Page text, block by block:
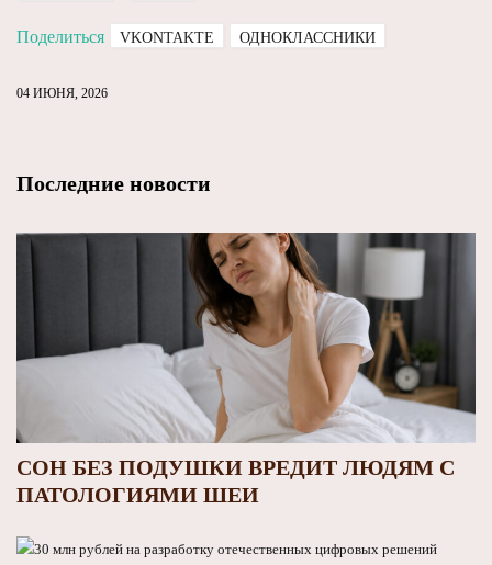
Поделиться VKONTAKTE ОДНОКЛАССНИКИ
04 ИЮНЯ, 2026
Последние новости
СОН БЕЗ ПОДУШКИ ВРЕДИТ ЛЮДЯМ С
ПАТОЛОГИЯМИ ШЕИ